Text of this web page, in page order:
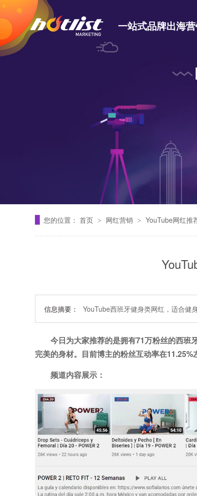
一站式品牌出海
您的位置： 首页 > 网红营销 > YouTube网红推
信息摘要： YouTube西班牙健身类网红，适合健
今日为大家推荐的是拥有71万粉丝的西班
完美的身材。目前博主的粉丝互动率在11.25%
频道内容展示：